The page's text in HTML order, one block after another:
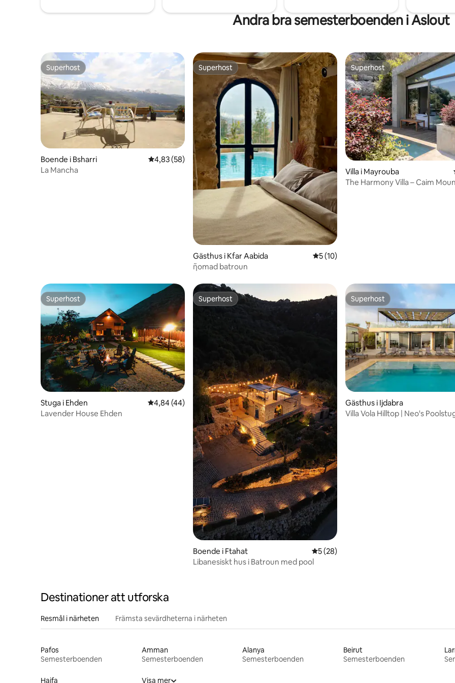
Andra bra semesterboenden i Aslout
Superhost
Superhost
Boende i Bsharri 4,83 av 5 i genomsnittligt betyg, 58 omdömen
4,83 (58)
La Mancha
Superhost
Superhost
Gästhus i Kfar Aabida 5 av 5 i genomsnittligt betyg, 10
5 (10)
ῆomad batroun
Superhost
Superhost
Villa i Mayrouba
The Harmony Villa – Caim
Superhost
Superhost
Stuga i Ehden 4,84 av 5 i genomsnittligt betyg, 44 omdömen
4,84 (44)
Lavender House Ehden
Superhost
Superhost
Boende i Ftahat 5 av 5 i genomsnittligt betyg, 28
5 (28)
Libanesiskt hus i Batroun med pool
Superhost
Superhost
Gästhus i Ijdabra
Villa Vola Hilltop | Neo's
Destinationer att utforska
Resmål i närheten Främsta sevärdheterna i närheten
Pafos
Semesterboenden
Amman
Semesterboenden
Alanya
Semesterboenden
Beirut
Semesterboenden
Haifa Visa mer